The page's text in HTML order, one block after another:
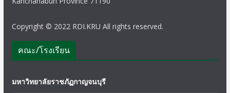
Copyright © 2022 RDI.KRU All rights reserved.
คณะ/โรงเรียน
มหาวิทยาลัยราชภัฏกาญจนบุรี